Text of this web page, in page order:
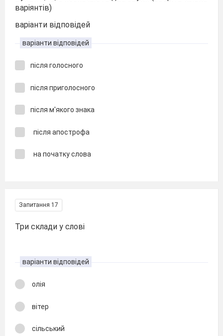
варіянтів)
варіанти відповідей
варіанти відповідей
після голосного
після приголосного
після м'якого знака
після апострофа
на початку слова
Запитання 17
Три склади у слові
варіанти відповідей
олія
вітер
сільський